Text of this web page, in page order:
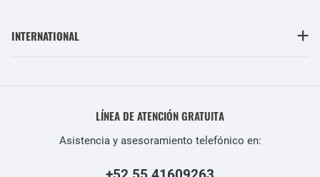
INTERNATIONAL
LÍNEA DE ATENCIÓN GRATUITA
Asistencia y asesoramiento telefónico en: